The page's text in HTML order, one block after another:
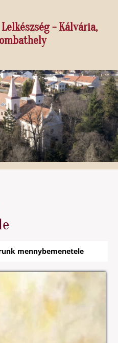
- Kálvária,
mennybemenetele